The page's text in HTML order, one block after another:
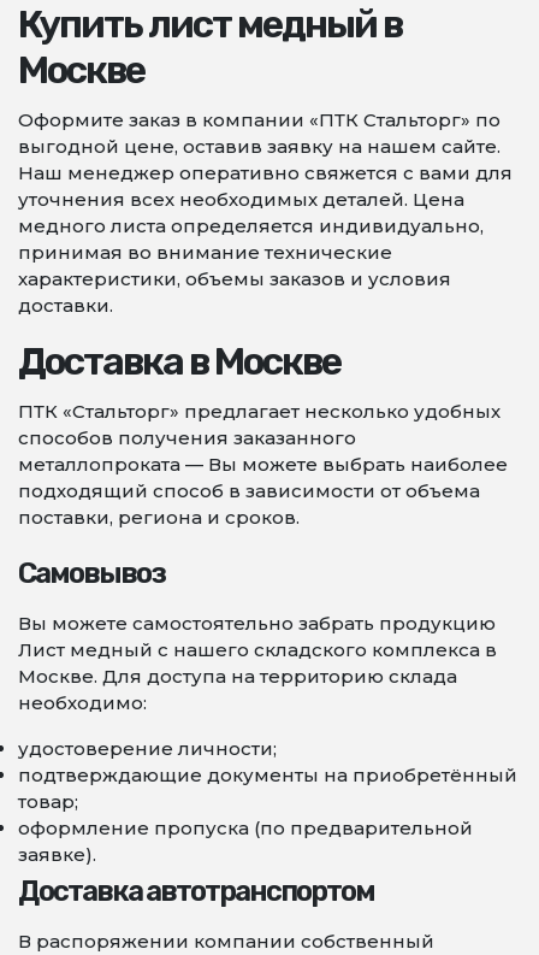
Купить лист медный в
Москве
Оформите заказ в компании «ПТК Стальторг» по
выгодной цене, оставив заявку на нашем сайте.
Наш менеджер оперативно свяжется с вами для
уточнения всех необходимых деталей. Цена
медного листа определяется индивидуально,
принимая во внимание технические
характеристики, объемы заказов и условия
доставки.
Доставка в Москве
ПТК «Стальторг» предлагает несколько удобных
способов получения заказанного
металлопроката — Вы можете выбрать наиболее
подходящий способ в зависимости от объема
поставки, региона и сроков.
Самовывоз
Вы можете самостоятельно забрать продукцию
Лист медный с нашего складского комплекса в
Москве. Для доступа на территорию склада
необходимо:
удостоверение личности;
подтверждающие документы на приобретённый
товар;
оформление пропуска (по предварительной
заявке).
Доставка автотранспортом
В распоряжении компании собственный